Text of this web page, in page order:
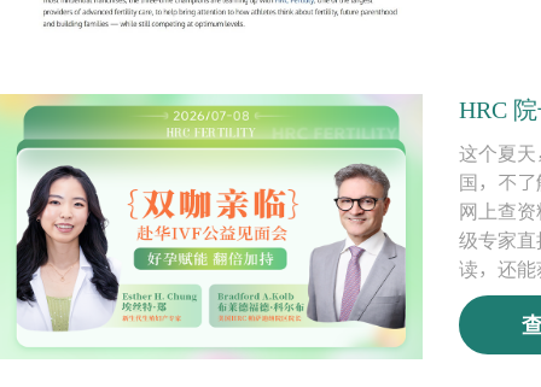
HRC
这个夏天
国，不
网上查
级专家直
读，还能